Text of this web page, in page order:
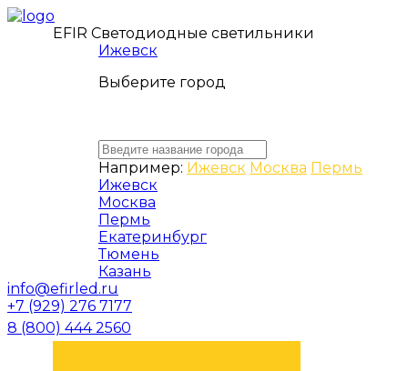
EFIR Светодиодные светильники
Ижевск
Выберите город
Например: Ижевск Москва Пермь
Ижевск
Москва
Пермь
Екатеринбург
Тюмень
Казань
info@efirled.ru
+7 (929) 276 7177
8 (800) 444 2560